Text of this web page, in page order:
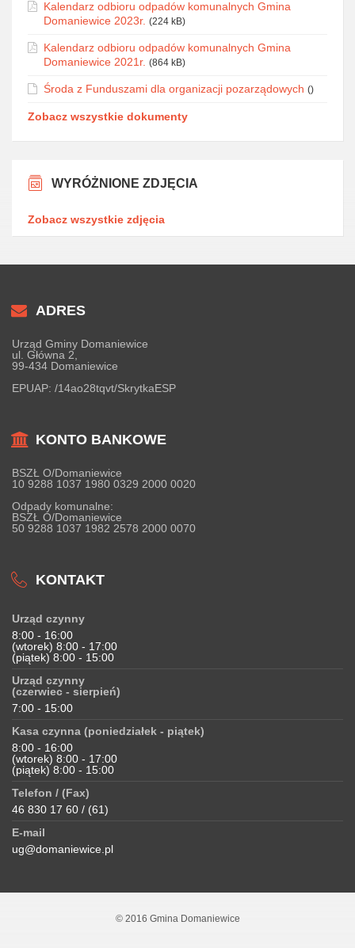
Kalendarz odbioru odpadów komunalnych Gmina
Domaniewice 2023r. (224 kB)
Kalendarz odbioru odpadów komunalnych Gmina
Domaniewice 2021r. (864 kB)
Środa z Funduszami dla organizacji pozarządowych ()
Zobacz wszystkie dokumenty
WYRÓŻNIONE ZDJĘCIA
Zobacz wszystkie zdjęcia
ADRES
Urząd Gminy Domaniewice
ul. Główna 2,
99-434 Domaniewice
EPUAP: /14ao28tqvt/SkrytkaESP
KONTO BANKOWE
BSZŁ O/Domaniewice
10 9288 1037 1980 0329 2000 0020
Odpady komunalne:
BSZŁ O/Domaniewice
50 9288 1037 1982 2578 2000 0070
KONTAKT
Urząd czynny
8:00 - 16:00
(wtorek) 8:00 - 17:00
(piątek) 8:00 - 15:00
Urząd czynny
(czerwiec - sierpień)
7:00 - 15:00
Kasa czynna (poniedziałek - piątek)
8:00 - 16:00
(wtorek) 8:00 - 17:00
(piątek) 8:00 - 15:00
Telefon / (Fax)
46 830 17 60 / (61)
E-mail
ug@domaniewice.pl
© 2016 Gmina Domaniewice